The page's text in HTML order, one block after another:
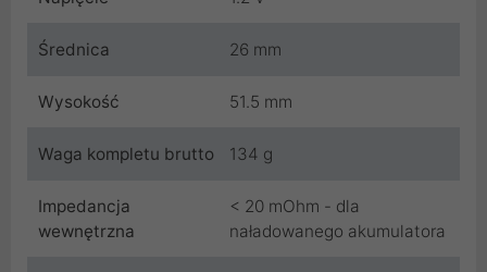
Średnica 26 mm
Wysokość 51.5 mm
Waga kompletu brutto 134 g
Impedancja
wewnętrzna
< 20 mOhm - dla
naładowanego akumulatora